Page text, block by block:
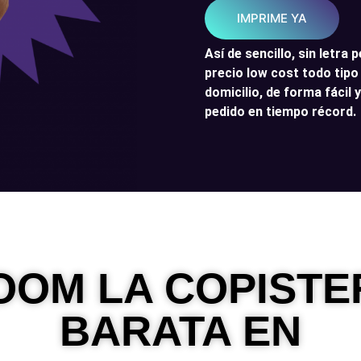
IMPRIME YA
Así de sencillo, sin letra
precio low cost todo tipo
domicilio, de forma fácil
pedido en tiempo récord.
LA
BARATA EN